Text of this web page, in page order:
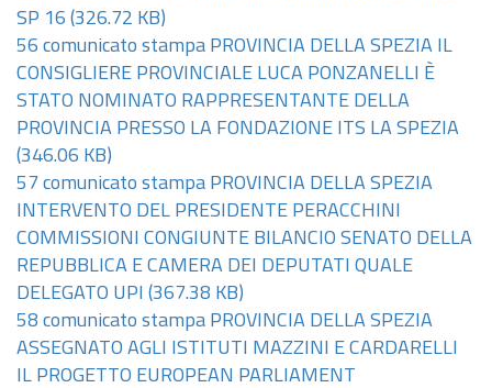
SP 16 (326.72 KB)
56 comunicato stampa PROVINCIA DELLA SPEZIA IL
CONSIGLIERE PROVINCIALE LUCA PONZANELLI È
STATO NOMINATO RAPPRESENTANTE DELLA
PROVINCIA PRESSO LA FONDAZIONE ITS LA SPEZIA
(346.06 KB)
57 comunicato stampa PROVINCIA DELLA SPEZIA
INTERVENTO DEL PRESIDENTE PERACCHINI
COMMISSIONI CONGIUNTE BILANCIO SENATO DELLA
REPUBBLICA E CAMERA DEI DEPUTATI QUALE
DELEGATO UPI (367.38 KB)
58 comunicato stampa PROVINCIA DELLA SPEZIA
ASSEGNATO AGLI ISTITUTI MAZZINI E CARDARELLI
IL PROGETTO EUROPEAN PARLIAMENT